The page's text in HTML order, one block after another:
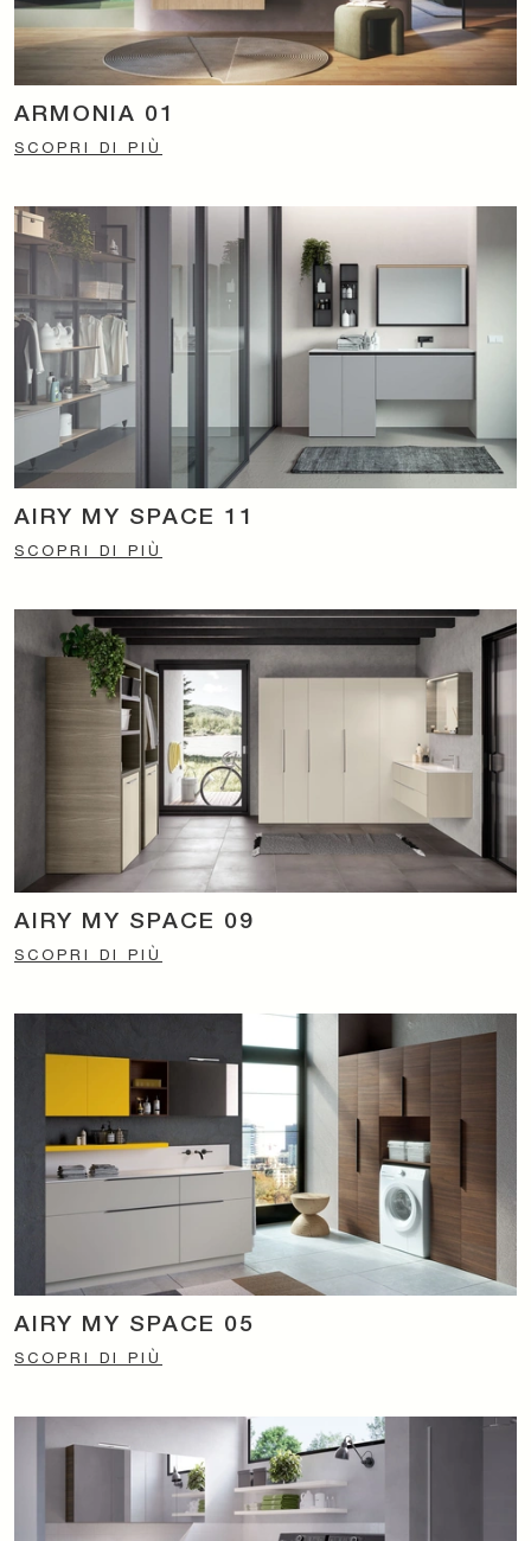
ARMONIA 01
SCOPRI DI PIÙ
AIRY MY SPACE 11
SCOPRI DI PIÙ
AIRY MY SPACE 09
SCOPRI DI PIÙ
AIRY MY SPACE 05
SCOPRI DI PIÙ